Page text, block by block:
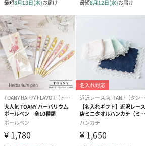
スキンケアグッズ
スキンケアグッズを同梱してお届けします。